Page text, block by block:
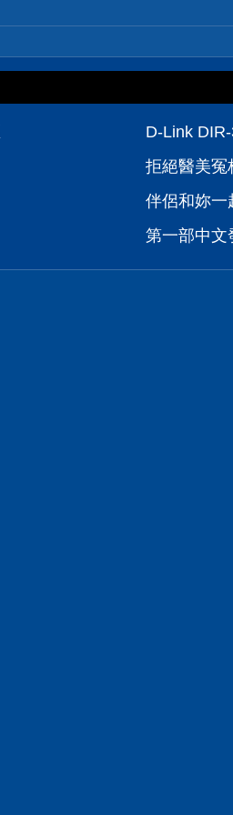
D-Link
拒絕醫美冤
伴侶和妳一
第一部中文